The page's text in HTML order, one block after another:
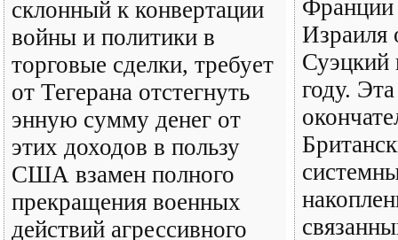
склонный к конвертации
войны и политики в
торговые сделки, требует
от Тегерана отстегнуть
энную сумму денег от
этих доходов в пользу
США взамен полного
прекращения военных
действий агрессивного
Франции
Израиля
Суэцкий
году.